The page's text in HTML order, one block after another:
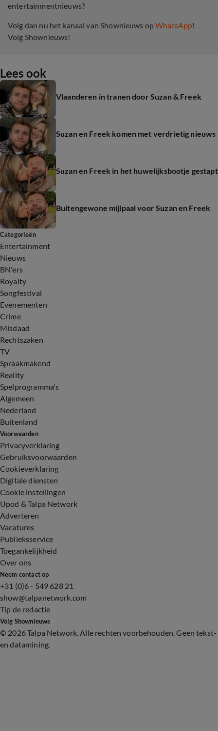
entertainmentnieuws?
Volg dan nu het kanaal van Shownieuws opWhatsApp!
Volg Shownieuws!
Lees ook
Vlaanderen in tranen door Suzan & Freek
Suzan en Freek komen met verdrietig nieuws
Suzan en Freek in het huwelijksbootje gestapt
Buitengewone mijlpaal voor Suzan en Freek
Categorieën
Entertainment
Nieuws
BN'ers
Royalty
Songfestival
Evenementen
Crime
Misdaad
Rechtszaken
TV
Spraakmakend
Reality
Spelprogramma's
Algemeen
Nederland
Buitenland
Voorwaarden
Privacyverklaring
Gebruiksvoorwaarden
Cookieverklaring
Digitale diensten
Cookie instellingen
Upod & Talpa Network
Adverteren
Vacatures
Publieksservice
Toegankelijkheid
Over ons
Neem contact op
+31 (0)6 - 549 628 21
show@talpanetwork.com
Tip de redactie
Volg Shownieuws
© 2026 Talpa Network. Alle rechten voorbehouden. Geen tekst-
en datamining.